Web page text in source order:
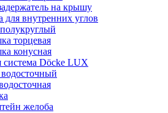
на крышу
для внутренних углов
торцевая
конусная
система Döcke LUX
желоба